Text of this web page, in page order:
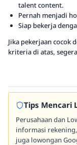
talent content.
Pernah menjadi
Siap bekerja
Jika pekerjaan cocok
kriteria di atas,
Tips Mencari
Perusahaan dan
informasi
juga lowongan